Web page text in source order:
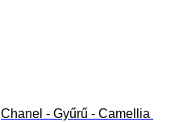
Chanel - Gyűrű - Camellia